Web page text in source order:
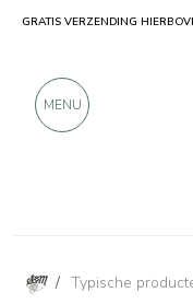
/ Typische
GRATIS VERZENDING
MENU